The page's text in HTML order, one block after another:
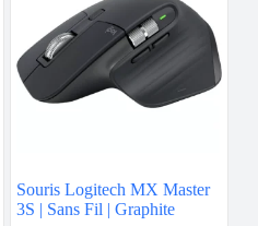
Souris Logitech MX Master
3S | Sans Fil | Graphite